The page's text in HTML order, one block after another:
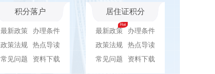
积分落户
最新政策
办理条件
政策法规
热点导读
常见问题
资料下载
居住证积分
最新政策
办理条件
政策法规
热点导读
常见问题
资料下载